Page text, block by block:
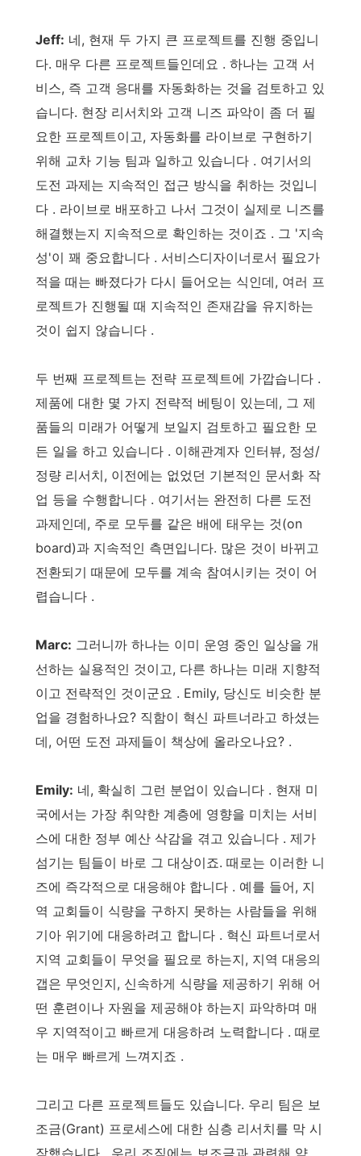
Jeff: 네, 현재 두 가지 큰 프로젝트를 진행 중입니
다. 매우 다른 프로젝트들인데요 . 하나는 고객 서
비스, 즉 고객 응대를 자동화하는 것을 검토하고 있
습니다. 현장 리서치와 고객 니즈 파악이 좀 더 필
요한 프로젝트이고, 자동화를 라이브로 구현하기
위해 교차 기능 팀과 일하고 있습니다 . 여기서의
도전 과제는 지속적인 접근 방식을 취하는 것입니
다 . 라이브로 배포하고 나서 그것이 실제로 니즈를
해결했는지 지속적으로 확인하는 것이죠 . 그 '지속
성'이 꽤 중요합니다 . 서비스디자이너로서 필요가
적을 때는 빠졌다가 다시 들어오는 식인데, 여러 프
로젝트가 진행될 때 지속적인 존재감을 유지하는
것이 쉽지 않습니다 .
두 번째 프로젝트는 전략 프로젝트에 가깝습니다 .
제품에 대한 몇 가지 전략적 베팅이 있는데, 그 제
품들의 미래가 어떻게 보일지 검토하고 필요한 모
든 일을 하고 있습니다 . 이해관계자 인터뷰, 정성/
정량 리서치, 이전에는 없었던 기본적인 문서화 작
업 등을 수행합니다 . 여기서는 완전히 다른 도전
과제인데, 주로 모두를 같은 배에 태우는 것(on
board)과 지속적인 측면입니다. 많은 것이 바뀌고
전환되기 때문에 모두를 계속 참여시키는 것이 어
렵습니다 .
Marc: 그러니까 하나는 이미 운영 중인 일상을 개
선하는 실용적인 것이고, 다른 하나는 미래 지향적
이고 전략적인 것이군요 . Emily, 당신도 비슷한 분
업을 경험하나요? 직함이 혁신 파트너라고 하셨는
데, 어떤 도전 과제들이 책상에 올라오나요? .
Emily: 네, 확실히 그런 분업이 있습니다 . 현재 미
국에서는 가장 취약한 계층에 영향을 미치는 서비
스에 대한 정부 예산 삭감을 겪고 있습니다 . 제가
섬기는 팀들이 바로 그 대상이죠. 때로는 이러한 니
즈에 즉각적으로 대응해야 합니다 . 예를 들어, 지
역 교회들이 식량을 구하지 못하는 사람들을 위해
기아 위기에 대응하려고 합니다 . 혁신 파트너로서
지역 교회들이 무엇을 필요로 하는지, 지역 대응의
갭은 무엇인지, 신속하게 식량을 제공하기 위해 어
떤 훈련이나 자원을 제공해야 하는지 파악하며 매
우 지역적이고 빠르게 대응하려 노력합니다 . 때로
는 매우 빠르게 느껴지죠 .
그리고 다른 프로젝트들도 있습니다. 우리 팀은 보
조금(Grant) 프로세스에 대한 심층 리서치를 막 시
작했습니다 . 우리 조직에는 보조금과 관련해 약